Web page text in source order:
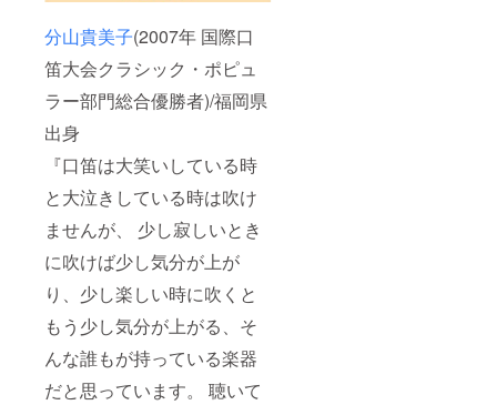
分山貴美子(2007年 国際口
笛大会クラシック・ポピュ
ラー部門総合優勝者)/福岡県
出身
『口笛は大笑いしている時
と大泣きしている時は吹け
ませんが、 少し寂しいとき
に吹けば少し気分が上が
り、少し楽しい時に吹くと
もう少し気分が上がる、そ
んな誰もが持っている楽器
だと思っています。 聴いて